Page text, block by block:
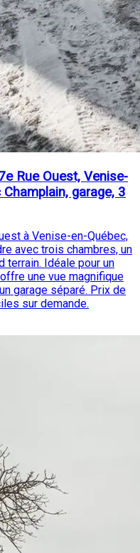
Rue Ouest, Venise-
garage, 3
à Venise-en-Québec,
avec trois chambres, un
terrain. Idéale pour un
une vue magnifique
garage séparé. Prix de
sur demande.